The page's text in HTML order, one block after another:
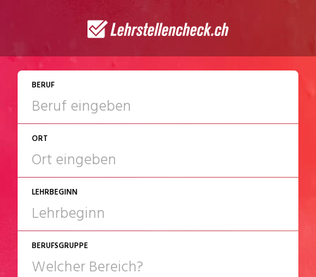
BERUF
ORT
LEHRBEGINN
2027
BERUFSGRUPPE